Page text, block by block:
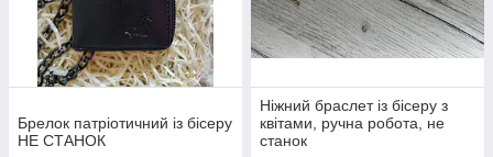
Брелок патріотичний із бісеру
НЕ СТАНОК
Ніжний браслет із бісеру з
квітами, ручна робота, не
станок